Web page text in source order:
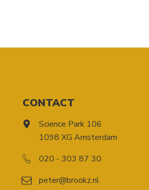
CONTACT
Science Park 106
1098 XG Amsterdam
020 - 303 87 30
peter@brookz.nl